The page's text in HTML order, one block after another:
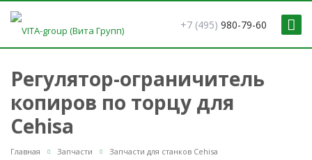
+7 (495) 980-79-60
Регулятор-ограничитель
копиров по торцу для
Cehisa
Главная Запчасти Запчасти для станков Cehisa